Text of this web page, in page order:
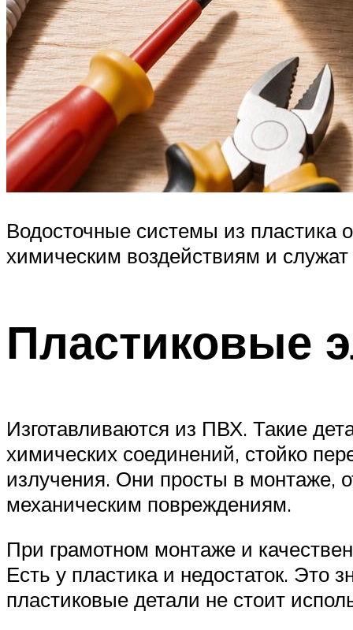
Водосточные системы из пластика
химическим воздействиям и служат
Пластиковые
Изготавливаются из ПВХ. Такие
химических соединений, стойко
излучения. Они просты в монтаже,
механическим повреждениям.
При грамотном монтаже и
Есть у пластика и недостаток. Это
пластиковые детали не стоит